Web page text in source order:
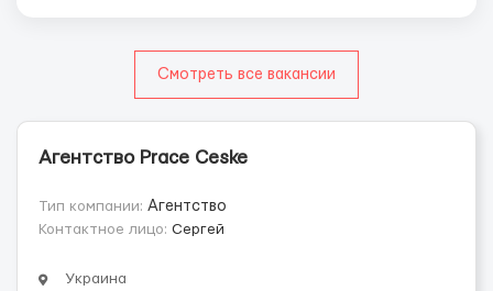
Смотреть все вакансии
Агентство Prace Ceske
Тип компании: Агентство
Контактное лицо: Cергей
Украина